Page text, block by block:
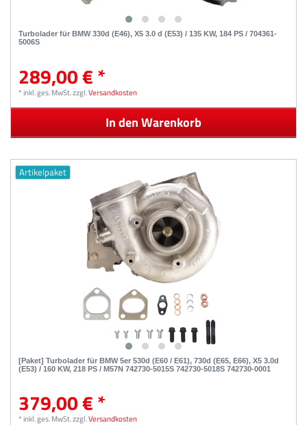
Turbolader für BMW 330d (E46), X5 3.0 d (E53) / 135 KW, 184 PS / 704361-
5006S
289,00 € *
*inkl. ges. MwSt.zzgl.Versandkosten
In den Warenkorb
Artikelpaket
[Paket] Turbolader für BMW 5er 530d (E60 / E61), 730d (E65, E66), X5 3.0d
(E53) / 160 KW, 218 PS / M57N 742730-5015S 742730-5018S 742730-0001
379,00 € *
*inkl. ges. MwSt.zzgl.Versandkosten